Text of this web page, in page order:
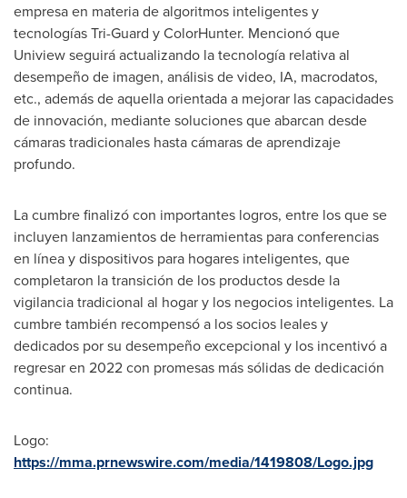
empresa en materia de algoritmos inteligentes y
tecnologías Tri-Guard y ColorHunter. Mencionó que
Uniview seguirá actualizando la tecnología relativa al
desempeño de imagen, análisis de video, IA, macrodatos,
etc., además de aquella orientada a mejorar las capacidades
de innovación, mediante soluciones que abarcan desde
cámaras tradicionales hasta cámaras de aprendizaje
profundo.
La cumbre finalizó con importantes logros, entre los que se
incluyen lanzamientos de herramientas para conferencias
en línea y dispositivos para hogares inteligentes, que
completaron la transición de los productos desde la
vigilancia tradicional al hogar y los negocios inteligentes. La
cumbre también recompensó a los socios leales y
dedicados por su desempeño excepcional y los incentivó a
regresar en 2022 con promesas más sólidas de dedicación
continua.
Logo:
https://mma.prnewswire.com/media/1419808/Logo.jpg